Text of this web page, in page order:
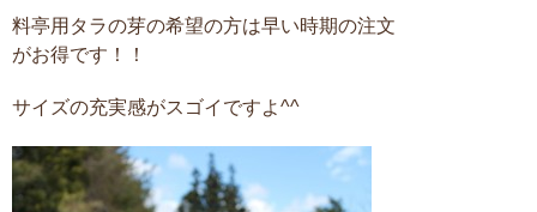
料亭用タラの芽の希望の方は早い時期の注文
がお得です！！
サイズの充実感がスゴイですよ^^